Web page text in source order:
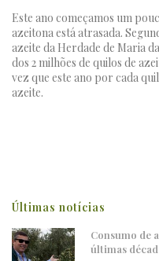
Este ano começamos um
azeitona está atrasada.
azeite da Herdade de Maria
dos 2 milhões de quilos de
vez que este ano por cada
azeite.
Últimas notícias
Consumo de
últimas